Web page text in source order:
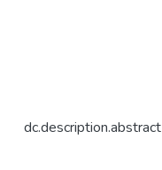
dc.description.abstract